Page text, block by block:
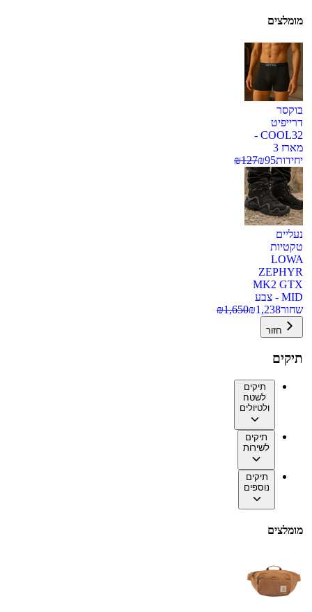
מומלצים
בוקסר
דרייפיט
COOL32 -
מארז 3
יחידות
₪95
₪127
נעליים
טקטיות
LOWA
ZEPHYR
MK2 GTX
MID - צבע
שחור
₪1,238
₪1,650
חזור
תיקים
תיקים
לשטח
ולטיולים
תיקים
לשירות
תיקים
נוספים
מומלצים